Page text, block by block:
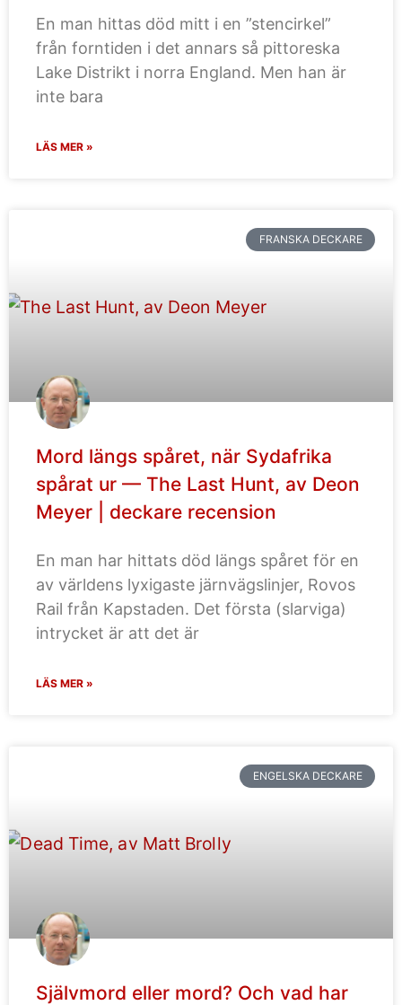
En man hittas död mitt i en ”stencirkel”
från forntiden i det annars så pittoreska
Lake Distrikt i norra England. Men han är
inte bara
LÄS MER »
FRANSKA DECKARE
Mord längs spåret, när Sydafrika
spårat ur — The Last Hunt, av Deon
Meyer | deckare recension
En man har hittats död längs spåret för en
av världens lyxigaste järnvägslinjer, Rovos
Rail från Kapstaden. Det första (slarviga)
intrycket är att det är
LÄS MER »
ENGELSKA DECKARE
Självmord eller mord? Och vad har